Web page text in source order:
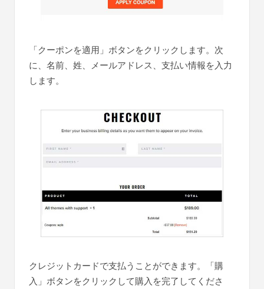
「クーポンを適用」ボタンをクリックします。次
に、名前、姓、メールアドレス、支払い情報を入力
します。
クレジットカードで支払うことができます。「購
入」ボタンをクリックして購入を完了してくださ